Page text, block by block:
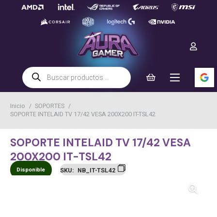
Búsqueda
de
productos
Inicio / SOPORTES /
SOPORTE INTELAID TV 17/42 VESA 200X200 IT-TSL42
SOPORTE INTELAID TV 17/42 VESA
200X200 IT-TSL42
Disponible SKU: NB_IT-TSL42